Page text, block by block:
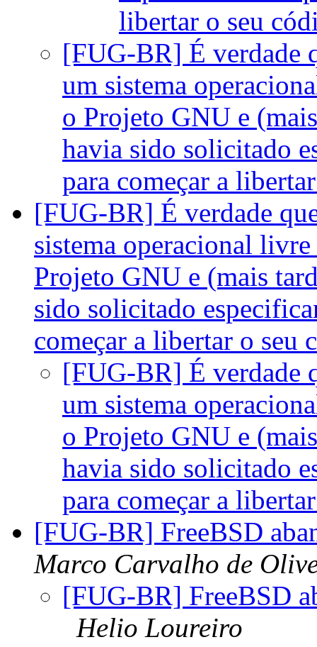
libertar o seu
[FUG-BR] É verdade
um sistema
o Projeto GNU e
havia sido solicitado
para começar a
[FUG-BR] É verdade
sistema operacional
Projeto GNU e (mais
sido solicitado
começar a libertar o seu
[FUG-BR] É verdade
um sistema
o Projeto GNU e
havia sido solicitado
para começar a
[FUG-BR] FreeBSD
Marco Carvalho de
[FUG-BR] FreeBSD
Helio Loureiro